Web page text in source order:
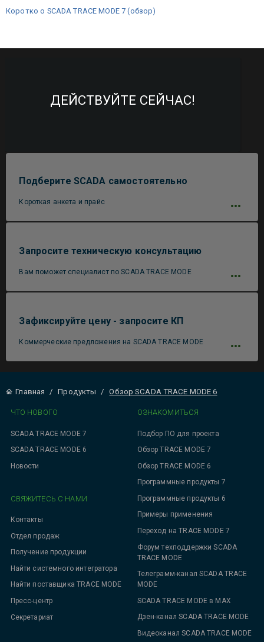
Коротко о SCADA TRACE MODE 7 (обзор)
ДЕЙСТВУЙТЕ СЕЙЧАС!
Подберите SCADA самостоятельно
Короткая анкета и прайс
Запросите техническую консультацию
Вам поможет специалист по SCADA TRACE MODE
Зафиксируйте цену - запросите КП
Коммерческие предложения на SCADA TRACE MODE
Главная / Продукты / Обзор SCADA TRACE MODE 6
ЧТО НОВОГО
SCADA TRACE MODE 7
SCADA TRACE MODE 6
Новости
ОЗНАКОМИТЬСЯ
Подбор ПО для проекта
Обзор TRACE MODE 7
Обзор TRACE MODE 6
Программные продукты 7
Программные продукты 6
Примеры применения
Переход на TRACE MODE 7
Форум техподдержки SCADA
TRACE MODE
Телеграмм-канал SCADA TRACE
MODE
SCADA TRACE MODE в MAX
Дзен-канал SCADA TRACE MODE
Видеоканал SCADA TRACE MODE
СВЯЖИТЕСЬ С НАМИ
Контакты
Отдел продаж
Получение продукции
Найти системного интегратора
Найти поставщика TRACE MODE
Пресс-центр
Секретариат